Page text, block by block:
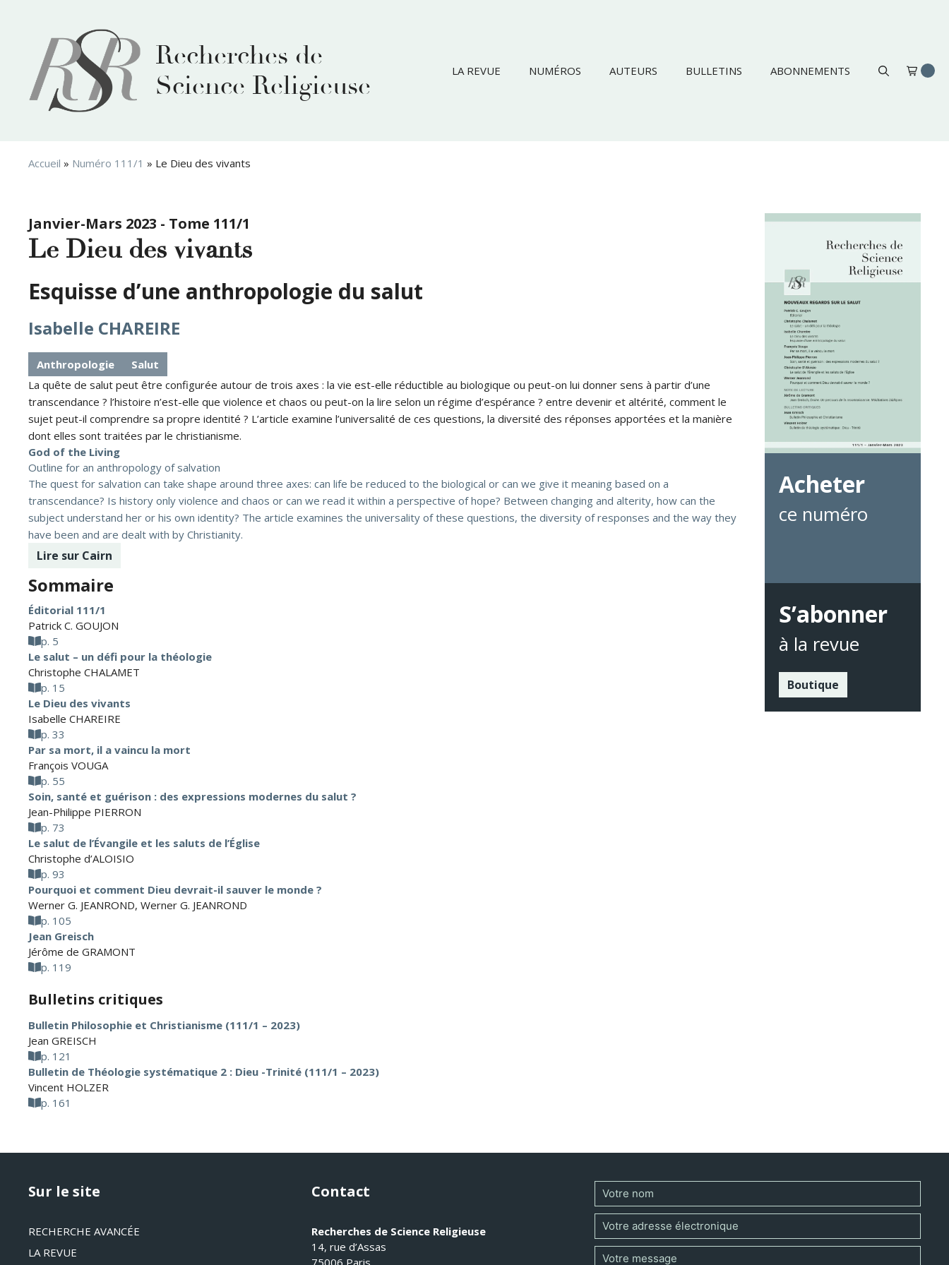
Recherches de
Science Religieuse
LA REVUE NUMÉROS AUTEURS BULLETINS ABONNEMENTS
Accueil » Numéro 111/1 » Le Dieu des vivants
Janvier-Mars 2023 - Tome 111/1
Le Dieu des vivants
Esquisse d’une anthropologie du salut
Isabelle CHAREIRE
Anthropologie
Salut
La quête de salut peut être configurée autour de trois axes : la vie est-elle réductible au biologique ou peut-on lui donner sens à partir d’une
transcendance ? l’histoire n’est-elle que violence et chaos ou peut-on la lire selon un régime d’espérance ? entre devenir et altérité, comment le
sujet peut-il comprendre sa propre identité ? L’article examine l’universalité de ces questions, la diversité des réponses apportées et la manière
dont elles sont traitées par le christianisme.
God of the Living
Outline for an anthropology of salvation
The quest for salvation can take shape around three axes: can life be reduced to the biological or can we give it meaning based on a
transcendance? Is history only violence and chaos or can we read it within a perspective of hope? Between changing and alterity, how can the
subject understand her or his own identity? The article examines the universality of these questions, the diversity of responses and the way they
have been and are dealt with by Christianity.
Lire sur Cairn
Sommaire
Éditorial 111/1
Patrick C. GOUJON
p. 5
Le salut – un défi pour la théologie
Christophe CHALAMET
p. 15
Le Dieu des vivants
Isabelle CHAREIRE
p. 33
Par sa mort, il a vaincu la mort
François VOUGA
p. 55
Soin, santé et guérison : des expressions modernes du salut ?
Jean-Philippe PIERRON
p. 73
Le salut de l’Évangile et les saluts de l’Église
Christophe d’ALOISIO
p. 93
Pourquoi et comment Dieu devrait-il sauver le monde ?
Werner G. JEANROND, Werner G. JEANROND
p. 105
Jean Greisch
Jérôme de GRAMONT
p. 119
Bulletins critiques
Bulletin Philosophie et Christianisme (111/1 – 2023)
Jean GREISCH
p. 121
Bulletin de Théologie systématique 2 : Dieu -Trinité (111/1 – 2023)
Vincent HOLZER
p. 161
Acheter
ce numéro
S’abonner
à la revue
Boutique
Sur le site
RECHERCHE AVANCÉE
LA REVUE
Contact
Recherches de Science Religieuse
14, rue d’Assas
75006 Paris